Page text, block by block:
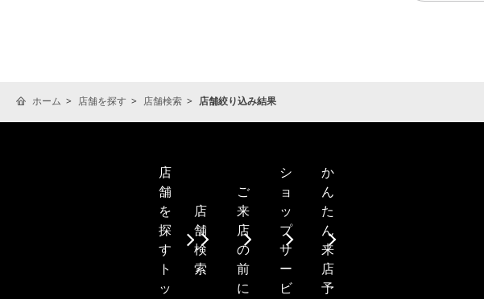
ホーム 店舗を探す 店舗検索 店舗絞り込み結果
店
舗
を
探
す
ト
ッ
店
舗
検
索
ご
来
店
の
前
に
シ
ョ
ッ
プ
サ
ー
ビ
か
ん
た
ん
来
店
予